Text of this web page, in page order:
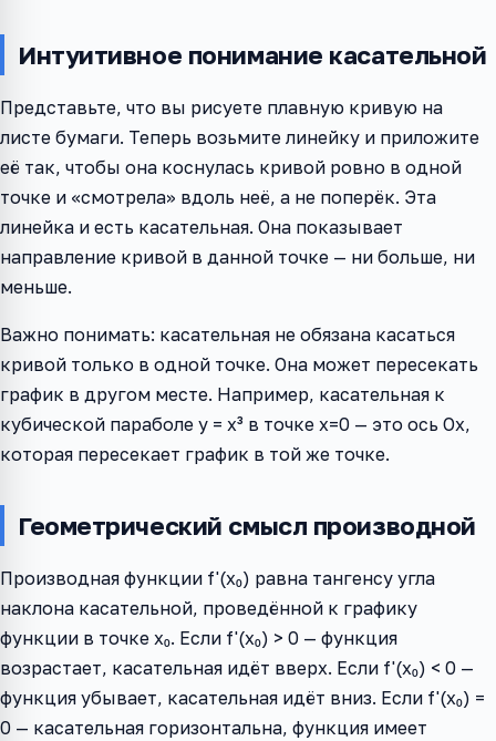
Интуитивное понимание касательной
Представьте, что вы рисуете плавную кривую на
листе бумаги. Теперь возьмите линейку и приложите
её так, чтобы она коснулась кривой ровно в одной
точке и «смотрела» вдоль неё, а не поперёк. Эта
линейка и есть касательная. Она показывает
направление кривой в данной точке — ни больше, ни
меньше.
Важно понимать: касательная не обязана касаться
кривой только в одной точке. Она может пересекать
график в другом месте. Например, касательная к
кубической параболе y = x³ в точке x=0 — это ось Ox,
которая пересекает график в той же точке.
Геометрический смысл производной
Производная функции f'(x₀) равна тангенсу угла
наклона касательной, проведённой к графику
функции в точке x₀. Если f'(x₀) > 0 — функция
возрастает, касательная идёт вверх. Если f'(x₀) < 0 —
функция убывает, касательная идёт вниз. Если f'(x₀) =
0 — касательная горизонтальна, функция имеет